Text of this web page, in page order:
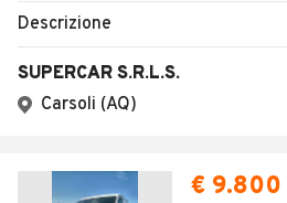
Descrizione
SUPERCAR S.R.L.S.
Carsoli (AQ)
€ 9.800